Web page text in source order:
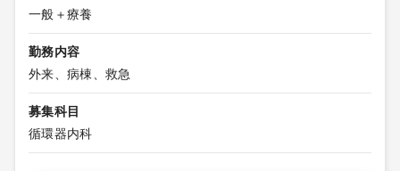
一般＋療養
勤務内容
外来、病棟、救急
募集科目
循環器内科